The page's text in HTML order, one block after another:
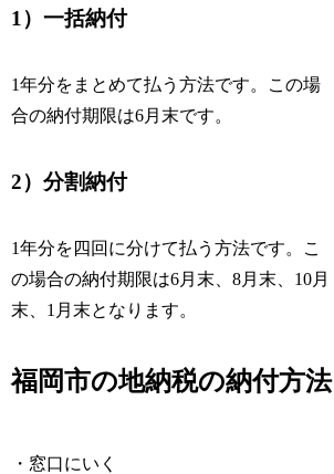
1）一括納付
1年分をまとめて払う方法です。この場
合の納付期限は6月末です。
2）分割納付
1年分を四回に分けて払う方法です。こ
の場合の納付期限は6月末、8月末、10月
末、1月末となります。
福岡市の地納税の納付方法
・窓口にいく